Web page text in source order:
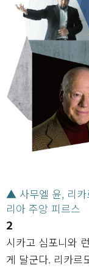
▲ 사무엘 윤, 리카
리아 주앙 피르스
2
시카고 심포니와
게 달군다. 리카르